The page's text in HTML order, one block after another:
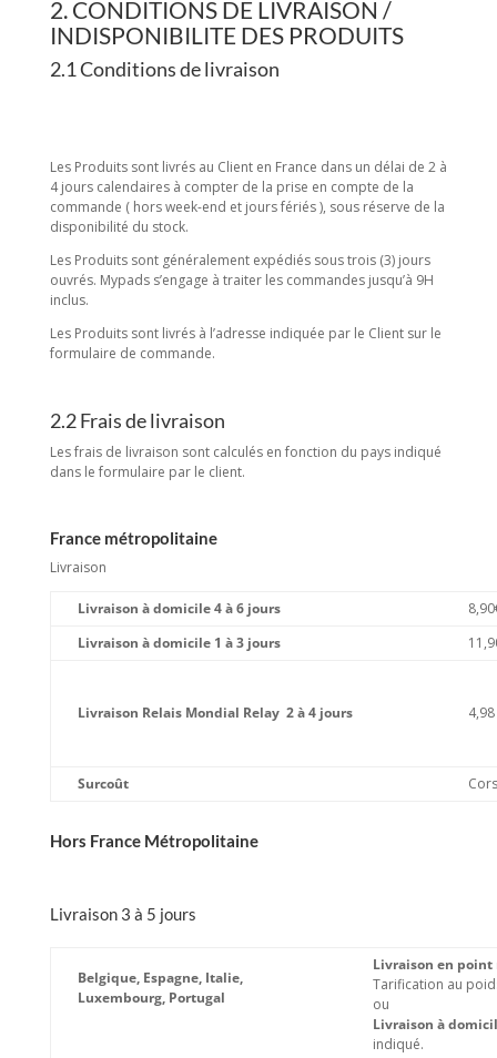
2. CONDITIONS DE LIVRAISON /
INDISPONIBILITE DES PRODUITS
2.1 Conditions de livraison
Les Produits sont livrés au Client en France dans un délai de 2 à
4 jours calendaires à compter de la prise en compte de la
commande ( hors week-end et jours fériés ), sous réserve de la
disponibilité du stock.
Les Produits sont généralement expédiés sous trois (3) jours
ouvrés. Mypads s’engage à traiter les commandes jusqu’à 9H
inclus.
Les Produits sont livrés à l’adresse indiquée par le Client sur le
formulaire de commande.
2.2 Frais de livraison
Les frais de livraison sont calculés en fonction du pays indiqué
dans le formulaire par le client.
France métropolitaine
Livraison
Livraison à domicile 4 à 6 jours
Livraison à domicile 1 à 3 jours
Livraison Relais Mondial Relay 2 à 4 jours
Surcoût
Hors France Métropolitaine
Livraison 3 à 5 jours
Belgique, Espagne, Italie,
Luxembourg, Portugal
Livraison en point
Tarification au
ou
Livraison à
indiqué.